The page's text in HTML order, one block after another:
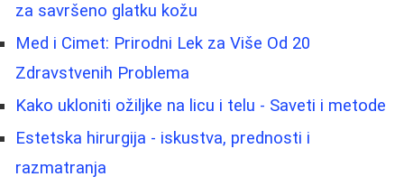
za savršeno glatku kožu
Med i Cimet: Prirodni Lek za Više Od 20
Zdravstvenih Problema
Kako ukloniti ožiljke na licu i telu - Saveti i metode
Estetska hirurgija - iskustva, prednosti i
razmatranja